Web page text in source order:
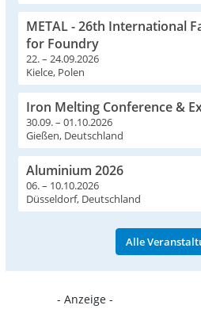
METAL - 26th International
for Foundry
22. – 24.09.2026
Kielce, Polen
Iron Melting Conference &
30.09. – 01.10.2026
Gießen, Deutschland
Aluminium 2026
06. – 10.10.2026
Düsseldorf, Deutschland
Alle
- Anzeige -